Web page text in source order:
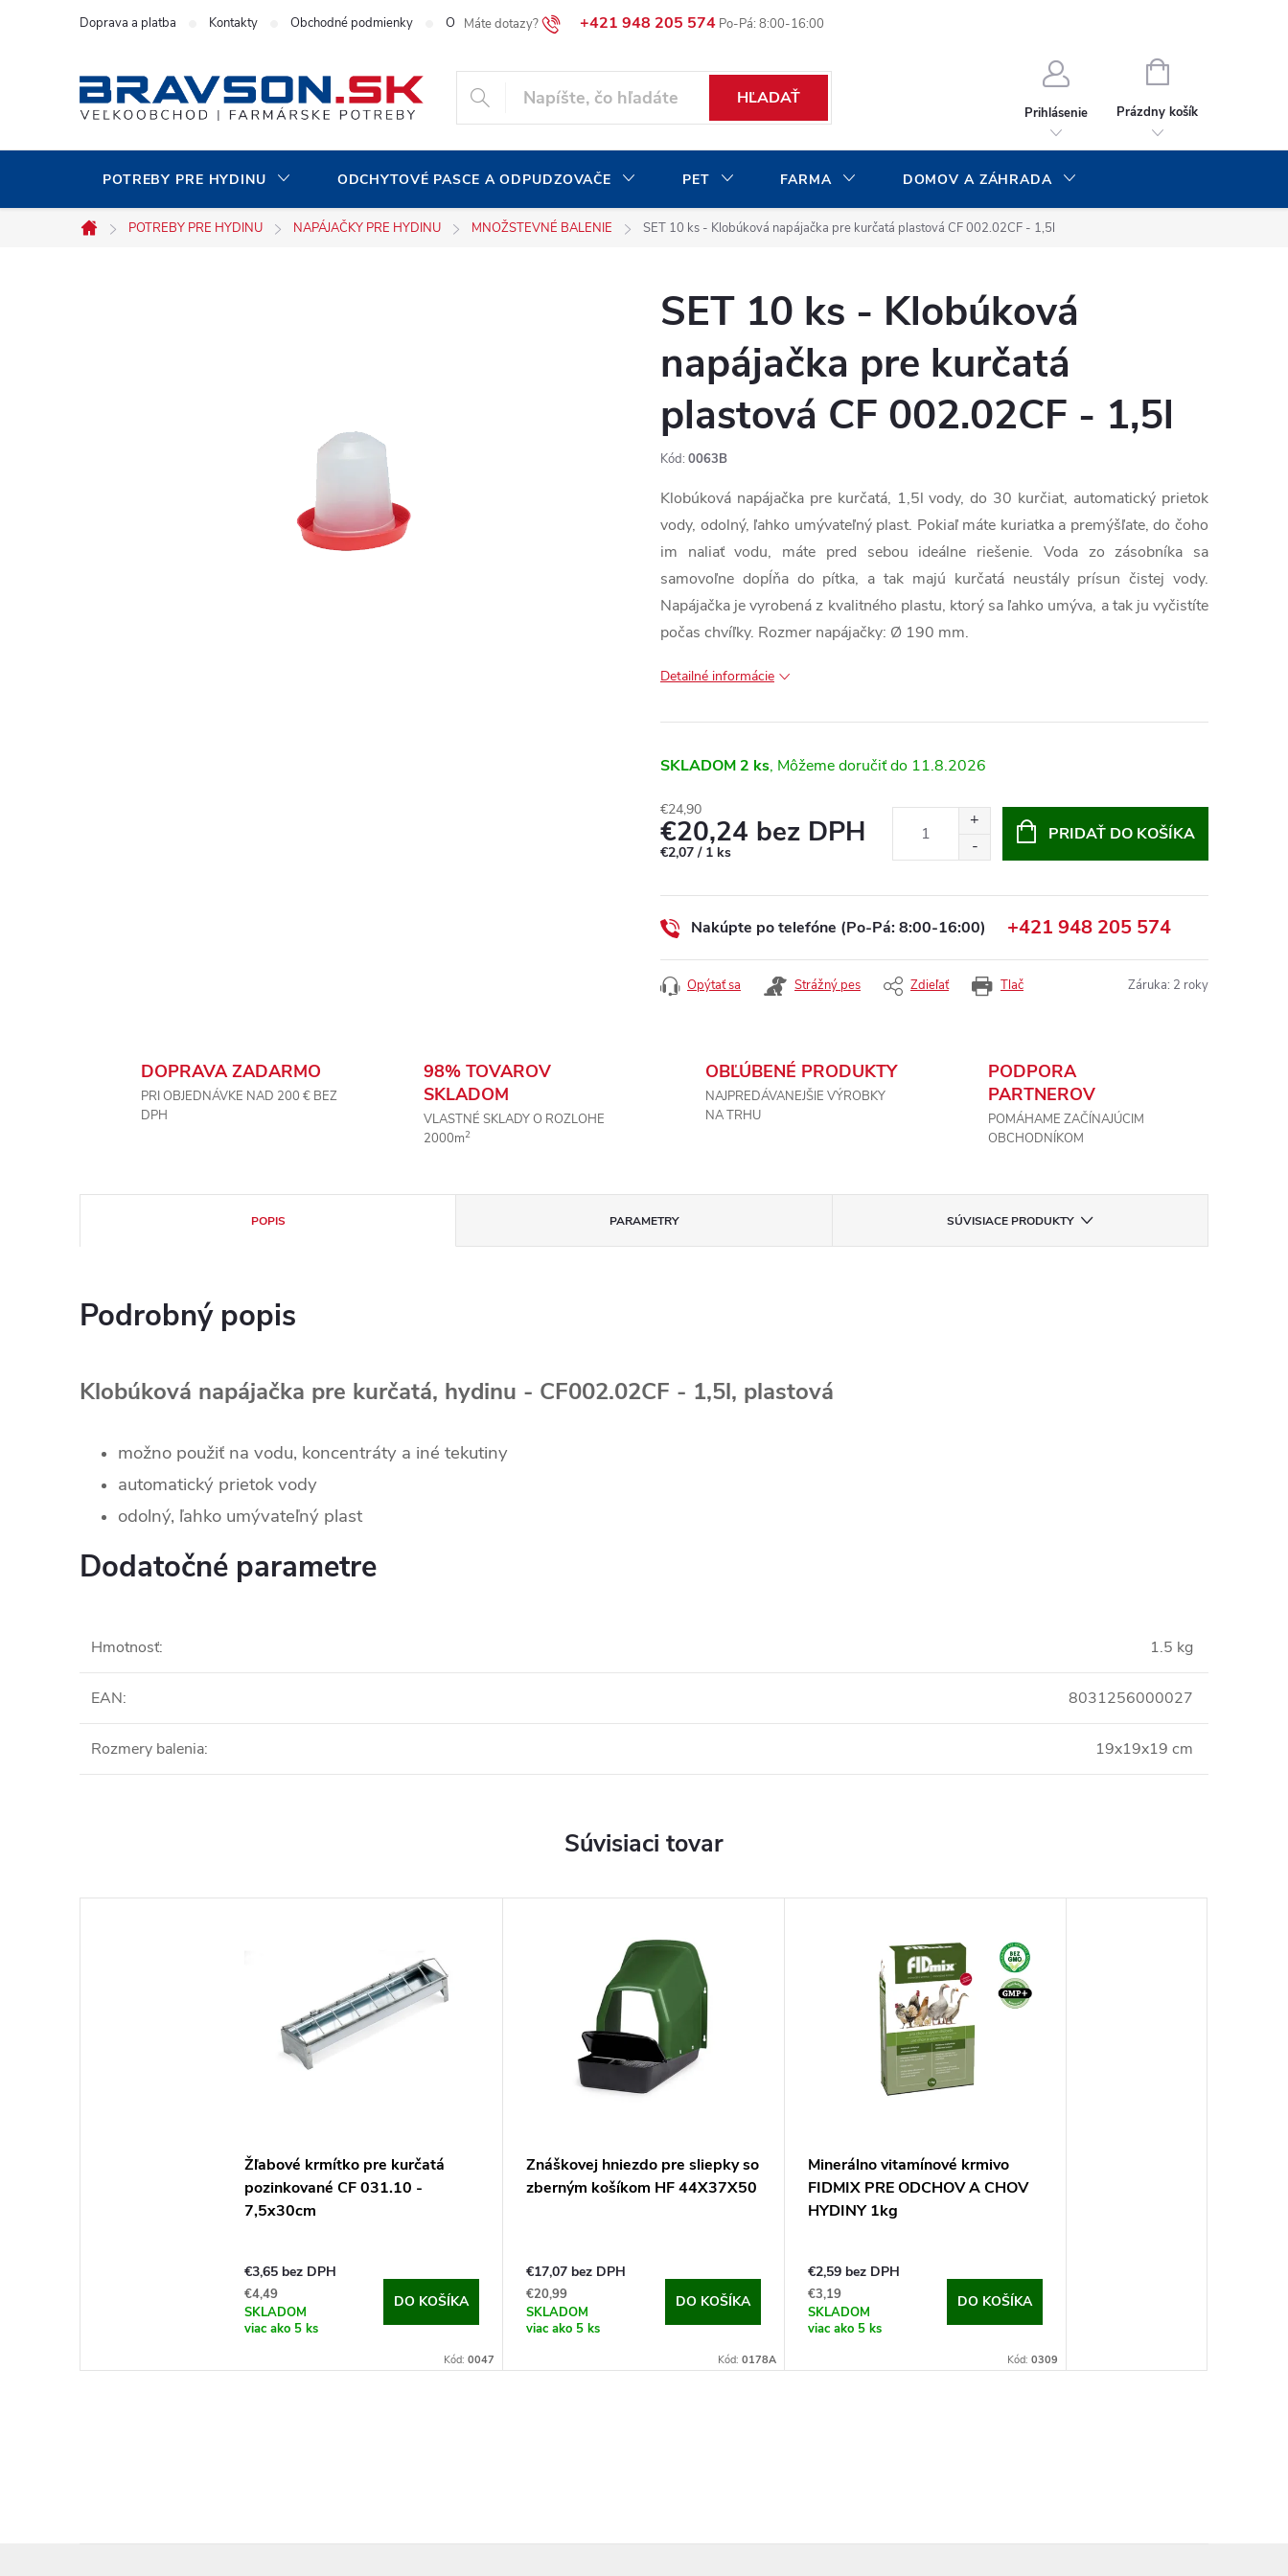
+421 948 205 574
Doprava a platba Kontakty Obchodné podmienky O našej spoločnosti Blog Moja objednávka
HĽADAŤ
Prihlásenie
NÁKUPNÝ
Prázdny košík
POTREBY PRE HYDINU ODCHYTOVÉ PASCE A ODPUDZOVAČE PET FARMA DOMOV A ZÁHRADA
Domov
POTREBY PRE HYDINU NAPÁJAČKY PRE HYDINU MNOŽSTEVNÉ BALENIE SET 10 ks - Klobúková napájačka pre kurčatá plastová CF 002.02CF - 1,5l
SET 10 ks - Klobúková
napájačka pre kurčatá
plastová CF 002.02CF - 1,5l
Kód: 0063B
Klobúková napájačka pre kurčatá, 1,5l vody, do 30 kurčiat, automatický prietok
vody, odolný, ľahko umývateľný plast. Pokiaľ máte kuriatka a premýšľate, do čoho
im naliať vodu, máte pred sebou ideálne riešenie. Voda zo zásobníka sa
samovoľne dopĺňa do pítka, a tak majú kurčatá neustály prísun čistej vody.
Napájačka je vyrobená z kvalitného plastu, ktorý sa ľahko umýva, a tak ju vyčistíte
počas chvíľky. Rozmer napájačky: Ø 190 mm.
Detailné informácie
SKLADOM 2 ks 11.8.2026
€24,90
€20,24 bez DPH
Jednotková
€2,07 / 1 ks
PRIDAŤ DO KOŠÍKA
Nakúpte po telefóne (Po-Pá: 8:00-16:00) +421 948 205 574
Tlač
Opýtať sa Strážný pes Zdieľať Záruka: 2 roky
DOPRAVA ZADARMO
PRI OBJEDNÁVKE NAD 200 € BEZ
DPH
98% TOVAROV
SKLADOM
VLASTNÉ SKLADY O ROZLOHE
2000m2
OBĽÚBENÉ PRODUKTY
NAJPREDÁVANEJŠIE VÝROBKY
NA TRHU
PODPORA
PARTNEROV
POMÁHAME ZAČÍNAJÚCIM
OBCHODNÍKOM
POPIS PARAMETRY SÚVISIACE PRODUKTY
Podrobný popis
Klobúková napájačka pre kurčatá, hydinu - CF002.02CF - 1,5l, plastová
možno použiť na vodu, koncentráty a iné tekutiny
automatický prietok vody
odolný, ľahko umývateľný plast
Dodatočné parametre
Hmotnosť: 1.5 kg
EAN: 8031256000027
Rozmery balenia: 19x19x19 cm
Súvisiaci tovar
Žľabové krmítko pre kurčatá
pozinkované CF 031.10 -
7,5x30cm
€3,65 bez DPH
€4,49
SKLADOM
viac ako 5 ks
DO KOŠÍKA
Kód: 0047
Znáškovej hniezdo pre sliepky so
zberným košíkom HF 44X37X50
€17,07 bez DPH
€20,99
SKLADOM
viac ako 5 ks
DO KOŠÍKA
Kód: 0178A
Minerálno vitamínové krmivo
FIDMIX PRE ODCHOV A CHOV
HYDINY 1kg
€2,59 bez DPH
€3,19
SKLADOM
viac ako 5 ks
DO KOŠÍKA
Kód: 0309